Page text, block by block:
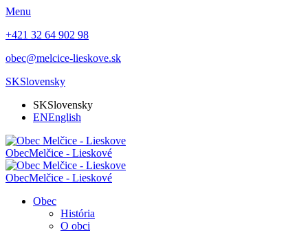
Menu
+421 32 64 902 98
obec@melcice-lieskove.sk
SKSlovensky
SKSlovensky
ENEnglish
ObecMelčice - Lieskové
ObecMelčice - Lieskové
Obec
História
O obci